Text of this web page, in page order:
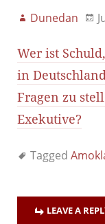
Dunedan
Wer ist
in
Fragen zu
Exekutive?
Tagged
LEAVE A